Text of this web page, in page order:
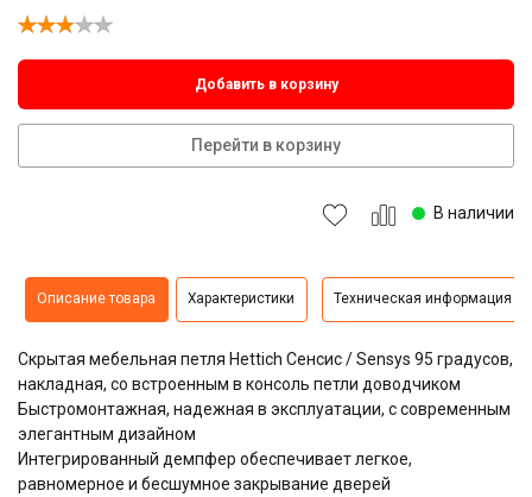
Добавить в корзину
Перейти в корзину
В наличии
Описание товара Характеристики Техническая информация
Скрытая мебельная петля Hettich Сенсис / Sensys 95 градусов,
накладная, со встроенным в консоль петли доводчиком
Быстромонтажная, надежная в эксплуатации, с современным
элегантным дизайном
Интегрированный демпфер обеспечивает легкое,
равномерное и бесшумное закрывание дверей